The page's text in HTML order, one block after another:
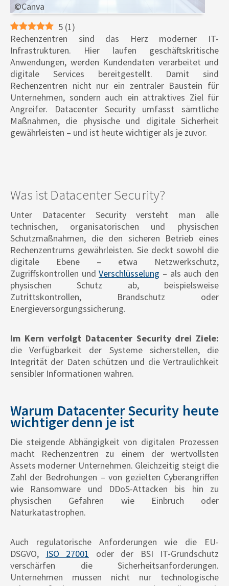
©Canva
5 (1)
Rechenzentren sind das Herz moderner IT-
Infrastrukturen. Hier laufen geschäftskritische
Anwendungen, werden Kundendaten verarbeitet und
digitale Services bereitgestellt. Damit sind
Rechenzentren nicht nur ein zentraler Baustein für
Unternehmen, sondern auch ein attraktives Ziel für
Angreifer. Datacenter Security umfasst sämtliche
Maßnahmen, die physische und digitale Sicherheit
gewährleisten – und ist heute wichtiger als je zuvor.
Was ist Datacenter Security?
Unter Datacenter Security versteht man alle
technischen, organisatorischen und physischen
Schutzmaßnahmen, die den sicheren Betrieb eines
Rechenzentrums gewährleisten. Sie deckt sowohl die
digitale Ebene – etwa Netzwerkschutz,
Zugriffskontrollen undVerschlüsselung – als auch den
physischen Schutz ab, beispielsweise
Zutrittskontrollen, Brandschutz oder
Energieversorgungssicherung.
Im Kern verfolgt Datacenter Security drei Ziele:
die Verfügbarkeit der Systeme sicherstellen, die
Integrität der Daten schützen und die Vertraulichkeit
sensibler Informationen wahren.
Warum Datacenter Security heute
wichtiger denn je ist
Die steigende Abhängigkeit von digitalen Prozessen
macht Rechenzentren zu einem der wertvollsten
Assets moderner Unternehmen. Gleichzeitig steigt die
Zahl der Bedrohungen – von gezielten Cyberangriffen
wie Ransomware und DDoS-Attacken bis hin zu
physischen Gefahren wie Einbruch oder
Naturkatastrophen.
Auch regulatorische Anforderungen wie die EU-
DSGVO,
ISO 27001 oder der BSI IT-Grundschutz
verschärfen die Sicherheitsanforderungen.
Unternehmen müssen nicht nur technologische